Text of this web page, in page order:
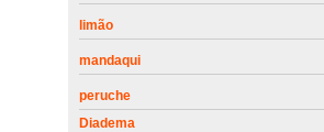
limão
mandaqui
peruche
Diadema